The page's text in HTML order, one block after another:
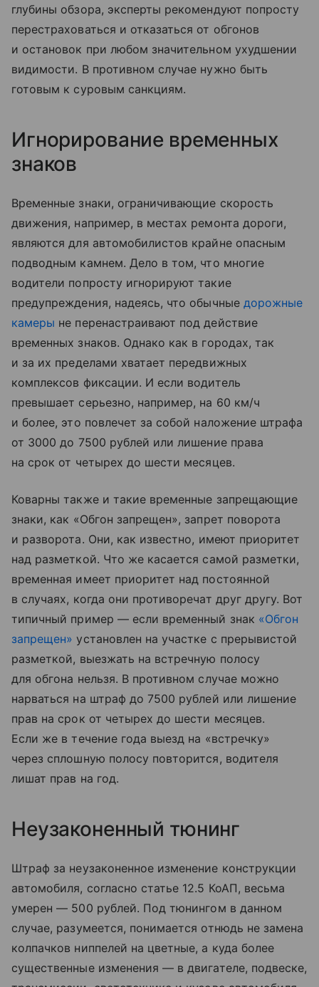
глубины обзора, эксперты рекомендуют попросту
перестраховаться и отказаться от обгонов
и остановок при любом значительном ухудшении
видимости. В противном случае нужно быть
готовым к суровым санкциям.
Игнорирование временных
знаков
Временные знаки, ограничивающие скорость
движения, например, в местах ремонта дороги,
являются для автомобилистов крайне опасным
подводным камнем. Дело в том, что многие
водители попросту игнорируют такие
предупреждения, надеясь, что обычные дорожные
камеры не перенастраивают под действие
временных знаков. Однако как в городах, так
и за их пределами хватает передвижных
комплексов фиксации. И если водитель
превышает серьезно, например, на 60 км/ч
и более, это повлечет за собой наложение штрафа
от 3000 до 7500 рублей или лишение права
на срок от четырех до шести месяцев.
Коварны также и такие временные запрещающие
знаки, как «Обгон запрещен», запрет поворота
и разворота. Они, как известно, имеют приоритет
над разметкой. Что же касается самой разметки,
временная имеет приоритет над постоянной
в случаях, когда они противоречат друг другу. Вот
типичный пример — если временный знак «Обгон
запрещен» установлен на участке с прерывистой
разметкой, выезжать на встречную полосу
для обгона нельзя. В противном случае можно
нарваться на штраф до 7500 рублей или лишение
прав на срок от четырех до шести месяцев.
Если же в течение года выезд на «встречку»
через сплошную полосу повторится, водителя
лишат прав на год.
Неузаконенный тюнинг
Штраф за неузаконенное изменение конструкции
автомобиля, согласно статье 12.5 КоАП, весьма
умерен — 500 рублей. Под тюнингом в данном
случае, разумеется, понимается отнюдь не замена
колпачков ниппелей на цветные, а куда более
существенные изменения — в двигателе, подвеске,